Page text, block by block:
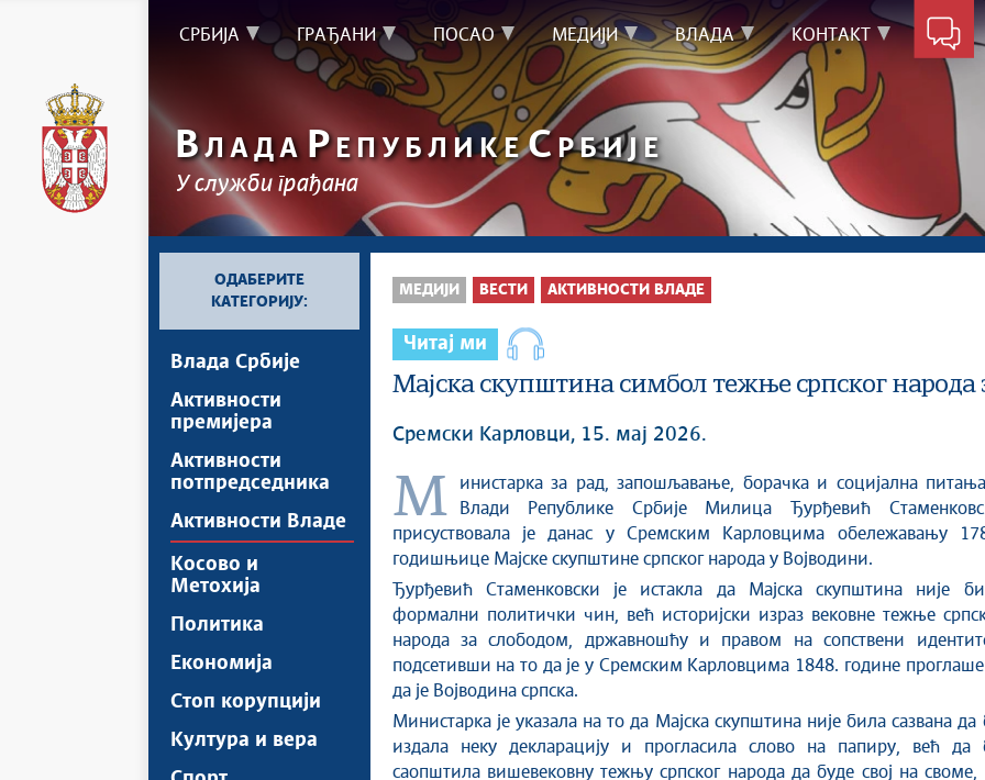
СРБИЈА ГРАЂАНИ ПОСАО МЕДИЈИ ВЛАДА КОНТАКТ
ВЛАДА Р ЕПУБЛИКЕС РБИЈЕ
У служби грађана
ОДАБЕРИТЕ
КАТЕГОРИЈУ:
Влада Србије
Активности
премијера
Активности
потпредседника
Активности Владе
Косово и
Метохија
Политика
Економија
Стоп корупцији
Култура и вера
МЕДИЈИ ВЕСТИ АКТИВНОСТИ ВЛАДЕ
Читај ми
Мајска скупштина симбол тежње српског
Сремски Карловци, 15. мај 2026.
Министарка за рад, запошљавање, борачка и социјална
Влади Републике Србије Милица Ђурђевић
присуствовала је данас у Сремским Карловцима обележавању
годишњице Мајске скупштине српског народа у Војводини.
Ђурђевић Стаменковски је истакла даМајска скупштина није
формални политички чин, већ историјски израз вековне тежње
народа за слободом, државношћу и правом на сопствени
подсетивши на то да је у Сремским Карловцима 1848. године
да је Војводина српска.
Министарка је указала на то да Мајска скупштина није била сазвана да
издала неку декларацију и прогласила слово на папиру, већ да
саопштила вишевековну тежњу српског народа да буде свој на своме,